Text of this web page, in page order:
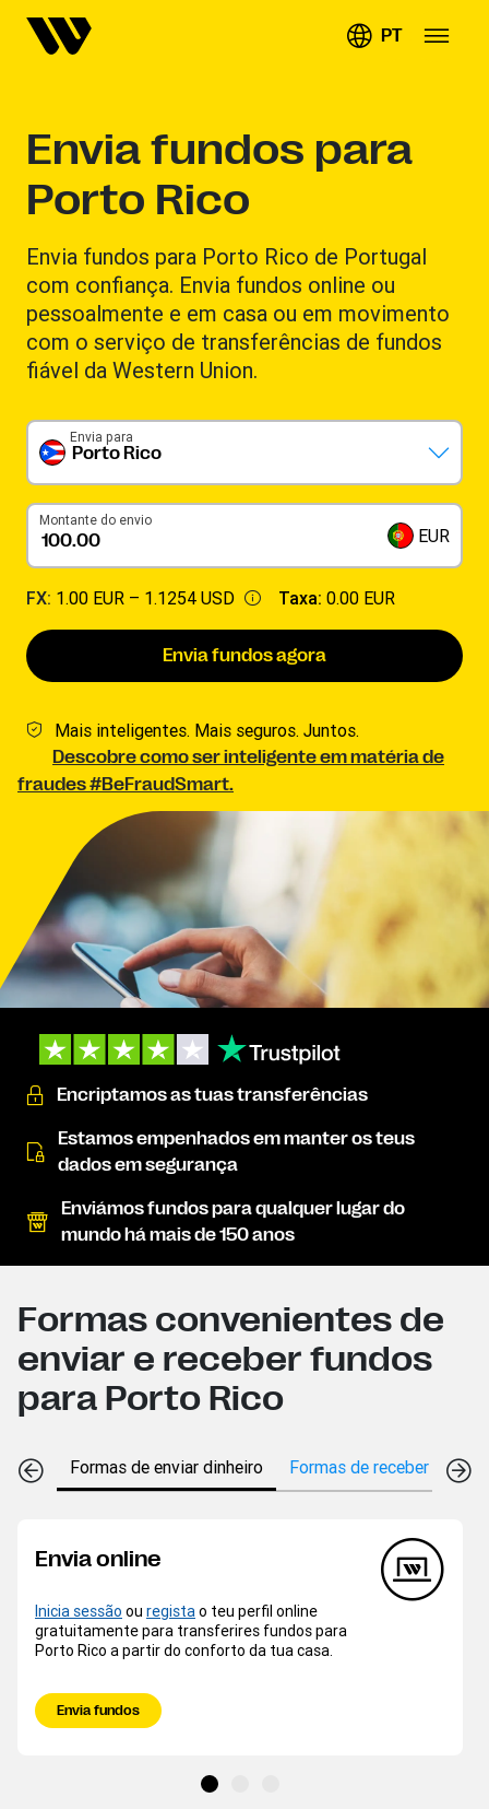
PT
Envia fundos para
Porto Rico
Envia fundos para Porto Rico de Portugal
com confiança. Envia fundos online ou
pessoalmente e em casa ou em movimento
com o serviço de transferências de fundos
fiável da Western Union.
Porto Rico
Envia para
Montante do envio
EUR
FX: 1.00 EUR – 1.1254 USD Taxa: 0.00 EUR
Envia fundos agora
Mais inteligentes. Mais seguros. Juntos.
Descobre como ser inteligente em matéria de
fraudes #BeFraudSmart.
Encriptamos as tuas transferências
Estamos empenhados em manter os teus
dados em segurança
Enviámos fundos para qualquer lugar do
mundo há mais de 150 anos
Formas convenientes de
enviar e receber fundos
para Porto Rico
Formas de enviar dinheiro Formas de receber
Envia online
Inicia sessão ou registao teu perfil online
gratuitamente para transferires fundos para
Porto Rico a partir do conforto da tua casa.
Envia fundos